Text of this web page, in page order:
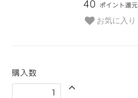
40 ポイント還元
お気に入り
購入数